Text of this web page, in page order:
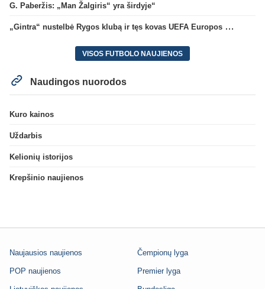
G. Paberžis: „Man Žalgiris“ yra širdyje“
„Gintra“ nustelbė Rygos klubą ir tęs kovas UEFA Europos taurės atrankoje
VISOS FUTBOLO NAUJIENOS
Naudingos nuorodos
Kuro kainos
Uždarbis
Kelionių istorijos
Krepšinio naujienos
Naujausios naujienos
POP naujienos
Čempionų lyga
Premier lyga